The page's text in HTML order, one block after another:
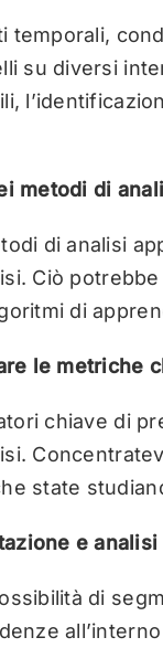
temporali,
su diversi
metodi di
di analisi
Ciò
di
le metriche
chiave di
state
e
di